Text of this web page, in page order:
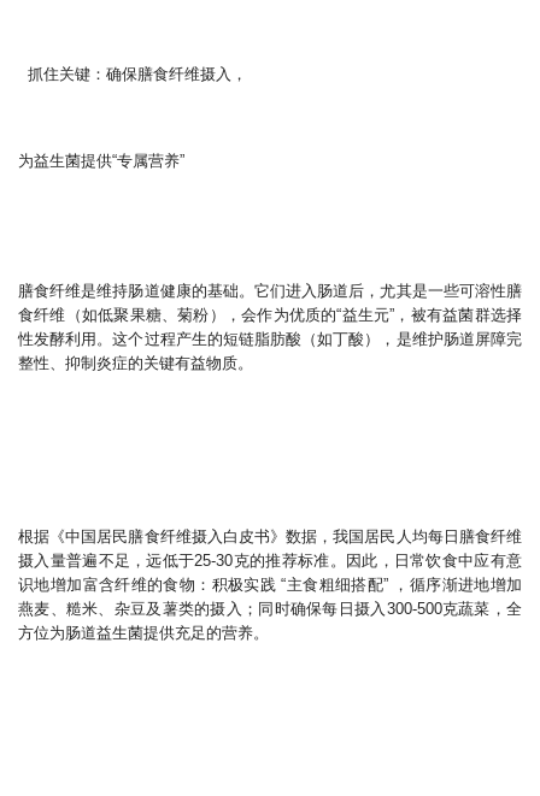
抓住关键：确保膳食纤维摄入，
为益生菌提供“专属营养”
膳食纤维是维持肠道健康的基础。它们进入肠道后，尤其是一些可溶性膳
食纤维（如低聚果糖、菊粉），会作为优质的“益生元”，被有益菌群选择
性发酵利用。这个过程产生的短链脂肪酸（如丁酸），是维护肠道屏障完
整性、抑制炎症的关键有益物质。
根据《中国居民膳食纤维摄入白皮书》数据，我国居民人均每日膳食纤维
摄入量普遍不足，远低于25-30克的推荐标准。因此，日常饮食中应有意
识地增加富含纤维的食物：积极实践 “主食粗细搭配” ，循序渐进地增加
燕麦、糙米、杂豆及薯类的摄入；同时确保每日摄入300-500克蔬菜，全
方位为肠道益生菌提供充足的营养。